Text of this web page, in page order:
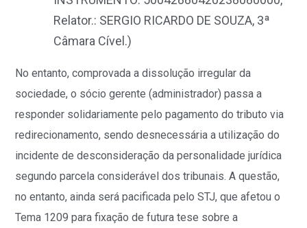
Relator.: SERGIO RICARDO DE SOUZA, 3ª
Câmara Cível.)
No entanto, comprovada a dissolução irregular da
sociedade, o sócio gerente (administrador) passa a
responder solidariamente pelo pagamento do tributo via
redirecionamento, sendo desnecessária a utilização do
incidente de desconsideração da personalidade jurídica
segundo parcela considerável dos tribunais. A questão,
no entanto, ainda será pacificada pelo STJ, que afetou o
Tema 1209 para fixação de futura tese sobre a